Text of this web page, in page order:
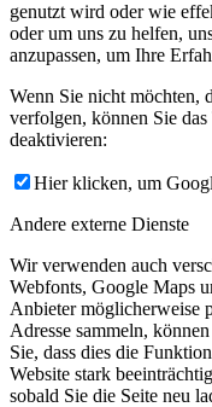
genutzt wird oder wie
oder um uns zu helfen,
anzupassen, um Ihre
Wenn Sie nicht möchten,
verfolgen, können Sie
deaktivieren:
Hier klicken, um
Andere externe Dienste
Wir verwenden auch
Webfonts, Google Maps
Anbieter möglicherweise
Adresse sammeln,
Sie, dass dies die
Website stark
sobald Sie die Seite neu